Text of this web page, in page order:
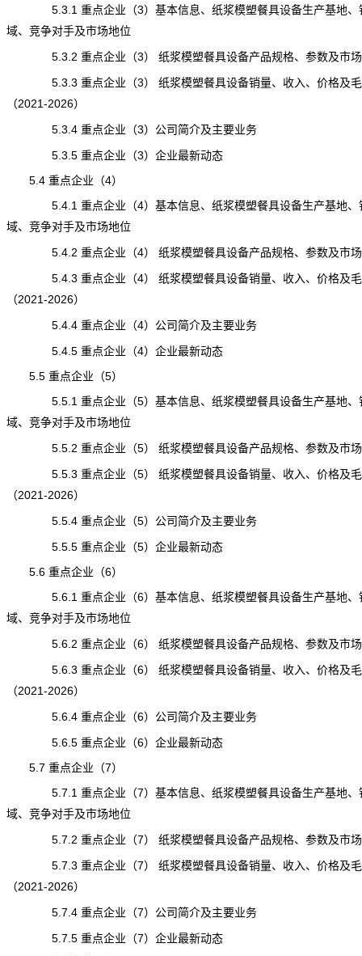
5.3.1 重点企业（3）基本信息、纸浆模塑餐具设备生产基地、
域、竞争对手及市场地位
5.3.2 重点企业（3） 纸浆模塑餐具设备产品规格、参数及市场
5.3.3 重点企业（3） 纸浆模塑餐具设备销量、收入、价格及毛
（2021-2026）
5.3.4 重点企业（3）公司简介及主要业务
5.3.5 重点企业（3）企业最新动态
5.4 重点企业（4）
5.4.1 重点企业（4）基本信息、纸浆模塑餐具设备生产基地、
域、竞争对手及市场地位
5.4.2 重点企业（4） 纸浆模塑餐具设备产品规格、参数及市场
5.4.3 重点企业（4） 纸浆模塑餐具设备销量、收入、价格及毛
（2021-2026）
5.4.4 重点企业（4）公司简介及主要业务
5.4.5 重点企业（4）企业最新动态
5.5 重点企业（5）
5.5.1 重点企业（5）基本信息、纸浆模塑餐具设备生产基地、
域、竞争对手及市场地位
5.5.2 重点企业（5） 纸浆模塑餐具设备产品规格、参数及市场
5.5.3 重点企业（5） 纸浆模塑餐具设备销量、收入、价格及毛
（2021-2026）
5.5.4 重点企业（5）公司简介及主要业务
5.5.5 重点企业（5）企业最新动态
5.6 重点企业（6）
5.6.1 重点企业（6）基本信息、纸浆模塑餐具设备生产基地、
域、竞争对手及市场地位
5.6.2 重点企业（6） 纸浆模塑餐具设备产品规格、参数及市场
5.6.3 重点企业（6） 纸浆模塑餐具设备销量、收入、价格及毛
（2021-2026）
5.6.4 重点企业（6）公司简介及主要业务
5.6.5 重点企业（6）企业最新动态
5.7 重点企业（7）
5.7.1 重点企业（7）基本信息、纸浆模塑餐具设备生产基地、
域、竞争对手及市场地位
5.7.2 重点企业（7） 纸浆模塑餐具设备产品规格、参数及市场
5.7.3 重点企业（7） 纸浆模塑餐具设备销量、收入、价格及毛
（2021-2026）
5.7.4 重点企业（7）公司简介及主要业务
5.7.5 重点企业（7）企业最新动态